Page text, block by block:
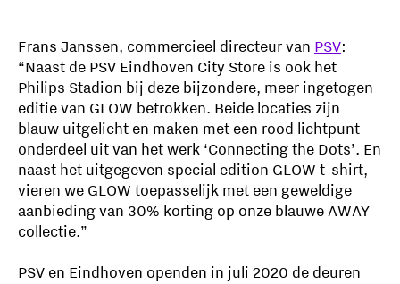
Frans Janssen, commercieel directeur van PSV:
“Naast de PSV Eindhoven City Store is ook het
Philips Stadion bij deze bijzondere, meer ingetogen
editie van GLOW betrokken. Beide locaties zijn
blauw uitgelicht en maken met een rood lichtpunt
onderdeel uit van het werk ‘Connecting the Dots’. En
naast het uitgegeven special edition GLOW t-shirt,
vieren we GLOW toepasselijk met een geweldige
aanbieding van 30% korting op onze blauwe AWAY
collectie.”
PSV en Eindhoven openden in juli 2020 de deuren